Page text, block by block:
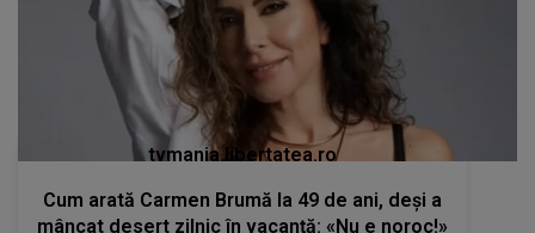
tvmania.libertatea.ro
Cum arată Carmen Brumă la 49 de ani, deși a
mâncat desert zilnic în vacanță: «Nu e noroc!»